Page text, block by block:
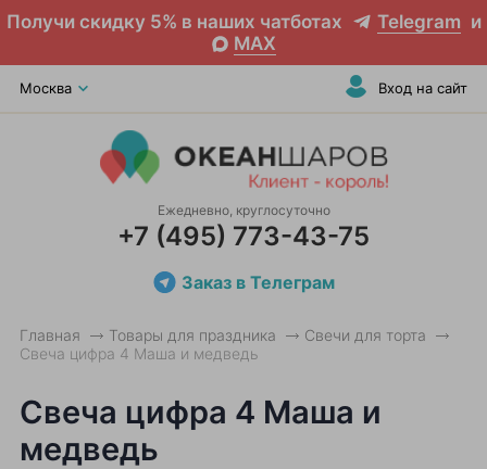
Получи скидку 5% в наших чатботах Telegram и
MAX
Москва Вход на сайт
Ежедневно, круглосуточно
+7 (495) 773-43-75
Заказ в Телеграм
Главная Товары для праздника
Свечи для торта
Свеча цифра 4 Маша и медведь
Свеча цифра 4 Маша и
медведь